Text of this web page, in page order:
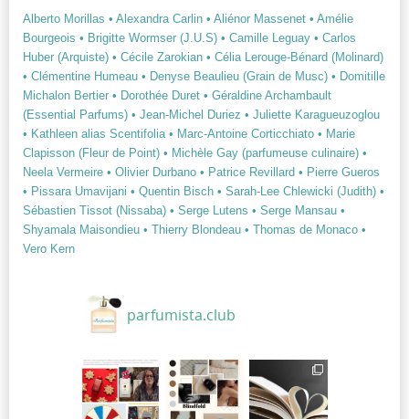
Alberto Morillas • Alexandra Carlin • Aliénor Massenet • Amélie
Bourgeois • Brigitte Wormser (J.U.S) • Camille Leguay • Carlos
Huber (Arquiste) • Cécile Zarokian • Célia Lerouge-Bénard (Molinard)
• Clémentine Humeau • Denyse Beaulieu (Grain de Musc) • Domitille
Michalon Bertier • Dorothée Duret • Géraldine Archambault
(Essential Parfums) • Jean-Michel Duriez • Juliette Karagueuzoglou
• Kathleen alias Scentifolia • Marc-Antoine Corticchiato • Marie
Clapisson (Fleur de Point) • Michèle Gay (parfumeuse culinaire) •
Neela Vermeire • Olivier Durbano • Patrice Revillard • Pierre Gueros
• Pissara Umavijani • Quentin Bisch • Sarah-Lee Chlewicki (Judith) •
Sébastien Tissot (Nissaba) • Serge Lutens • Serge Mansau •
Shyamala Maisondieu • Thierry Blondeau • Thomas de Monaco •
Vero Kern
parfumista.club